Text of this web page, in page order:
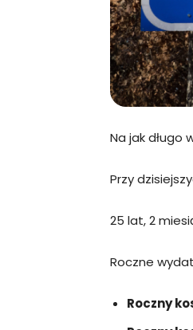
Na jak długo
Przy
25 lat, 2
Roczne
Roczny